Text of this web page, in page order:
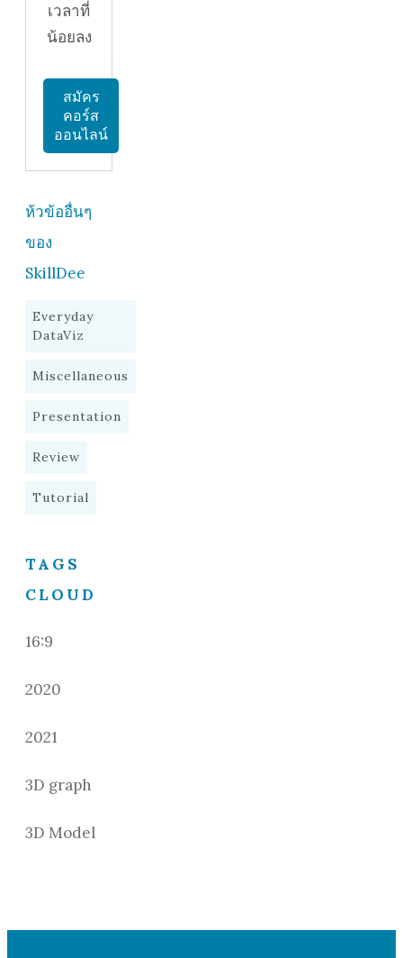
เวลาที่
น้อยลง
สมัคร
คอร์ส
ออนไลน์
ห้วข้ออื่นๆ
ของ
SkillDee
Everyday
DataViz
Miscellaneous
Presentation
Review
Tutorial
TAGS
CLOUD
16:9
2020
2021
3D graph
3D Model